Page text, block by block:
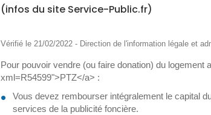
(infos du site Service-Public.fr)
Vérifié le 21/02/2022 - Direction de l'information légale et
Pour pouvoir vendre (ou faire donation) du
xml=R54599">PTZ</a> :
Vous devez rembourser intégralement le capital
services de la publicité foncière.